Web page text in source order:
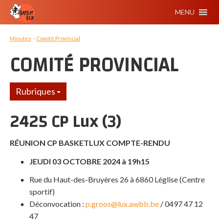
MENU
Minutes > Comité Provincial
COMITÉ PROVINCIAL
Rubriques
2425 CP Lux (3)
RÉUNION CP BASKETLUX COMPTE-RENDU
JEUDI 03 OCTOBRE 2024 à 19h15
Rue du Haut-des-Bruyères 26 à 6860 Léglise(Centre
sportif)
Déconvocation : p.groos@lux.awbb.be / 0497 47 12
47